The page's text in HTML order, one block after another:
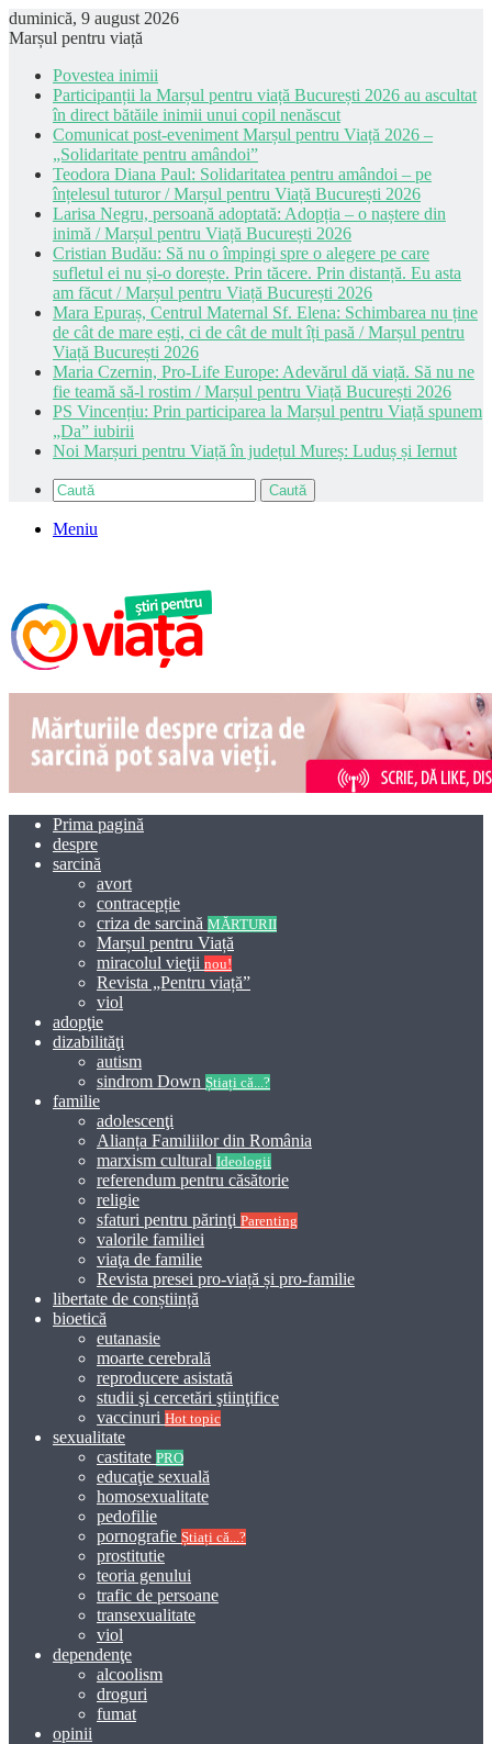
duminică, 9 august 2026
Marșul pentru viață
Povestea inimii
Participanții la Marșul pentru viață București 2026 au ascultat
în direct bătăile inimii unui copil nenăscut
Comunicat post-eveniment Marșul pentru Viață 2026 –
„Solidaritate pentru amândoi”
Teodora Diana Paul: Solidaritatea pentru amândoi – pe
înțelesul tuturor / Marșul pentru Viață București 2026
Larisa Negru, persoană adoptată: Adopția – o naștere din
inimă / Marșul pentru Viață București 2026
Cristian Budău: Să nu o împingi spre o alegere pe care
sufletul ei nu și-o dorește. Prin tăcere. Prin distanță. Eu asta
am făcut / Marșul pentru Viață București 2026
Mara Epuraș, Centrul Maternal Sf. Elena: Schimbarea nu ține
de cât de mare ești, ci de cât de mult îți pasă / Marșul pentru
Viață București 2026
Maria Czernin, Pro-Life Europe: Adevărul dă viață. Să nu ne
fie teamă să-l rostim / Marșul pentru Viață București 2026
PS Vincențiu: Prin participarea la Marșul pentru Viață spunem
„Da” iubirii
Noi Marșuri pentru Viață în județul Mureș: Luduș și Iernut
Caută
Meniu
Prima pagină
despre
sarcină
avort
contracepție
criza de sarcină MĂRTURII
Marșul pentru Viață
miracolul vieţii nou!
Revista „Pentru viață”
viol
adopţie
dizabilităţi
autism
sindrom Down Știați că...?
familie
adolescenţi
Alianța Familiilor din România
marxism cultural Ideologii
referendum pentru căsătorie
religie
sfaturi pentru părinţi Parenting
valorile familiei
viaţa de familie
Revista presei pro-viață și pro-familie
libertate de conștiință
bioetică
eutanasie
moarte cerebrală
reproducere asistată
studii şi cercetări ştiinţifice
vaccinuri Hot topic
sexualitate
castitate PRO
educaţie sexuală
homosexualitate
pedofilie
pornografie Știați că...?
prostitutie
teoria genului
trafic de persoane
transexualitate
viol
dependenţe
alcoolism
droguri
fumat
opinii